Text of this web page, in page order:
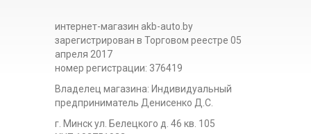
интернет-магазин akb-auto.by
зарегистрирован в Торговом реестре 05
апреля 2017
номер регистрации: 376419
Владелец магазина: Индивидуальный
предприниматель Денисенко Д.С.
г. Минск ул. Белецкого д. 46 кв. 105